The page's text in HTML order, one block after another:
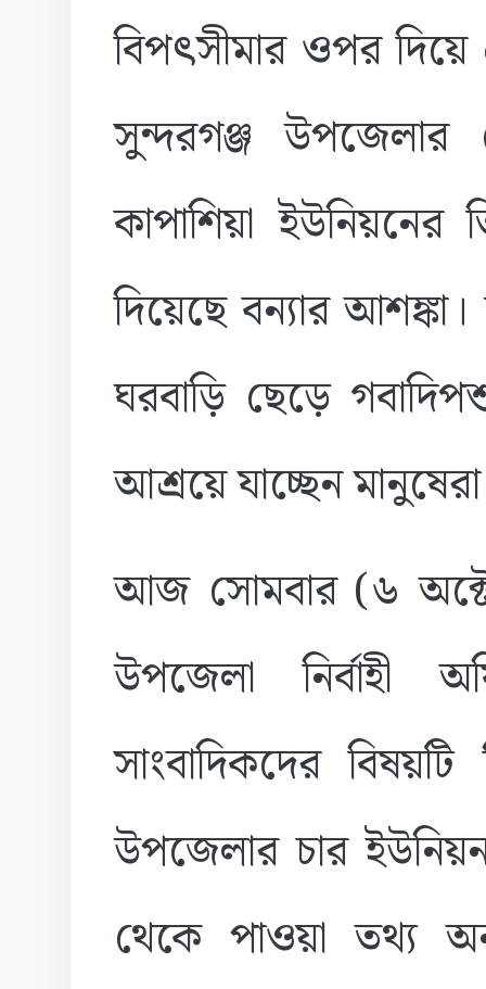
বিপৎসীমার ওপর দিয়ে
সুন্দরগঞ্জ
কাপাশিয়া ইউনিয়নের
দিয়েছে বন্যার
ঘরবাড়ি ছেড়ে
আশ্রয়ে যাচ্ছেন
আজ সোমবার (৬
উপজেলা নির্বাহী
সাংবাদিকদের
উপজেলার চার
থেকে পাওয়া তথ্য